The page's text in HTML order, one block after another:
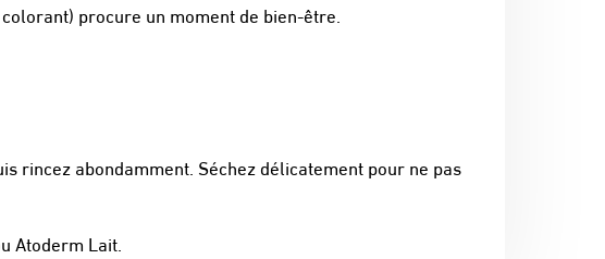
procure un moment de bien-être.
rincez abondamment. Séchez délicatement pour ne pas
Atoderm Lait.